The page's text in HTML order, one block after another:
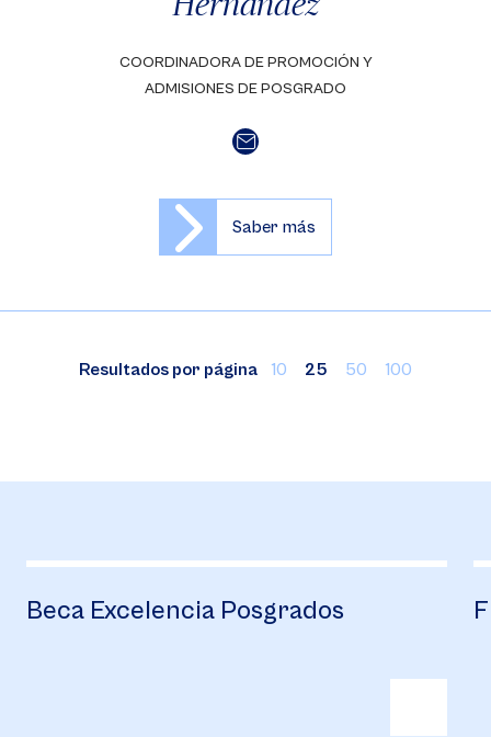
COORDINADORA DE PROMOCIÓN Y
ADMISIONES DE POSGRADO
Saber más
Resultados por página 10 25 50 100
Beca Excelencia Posgrados